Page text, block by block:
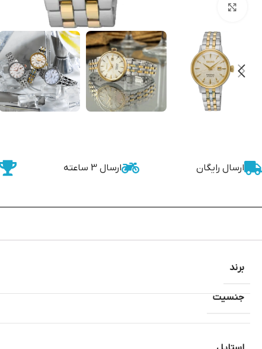
ارسال رایگان ارسال 3 ساعته
جنسیت
برند